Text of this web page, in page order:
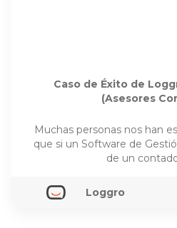
Caso de Éxito de
(Asesores
Muchas personas nos han
que si un Software de
de un
Loggro